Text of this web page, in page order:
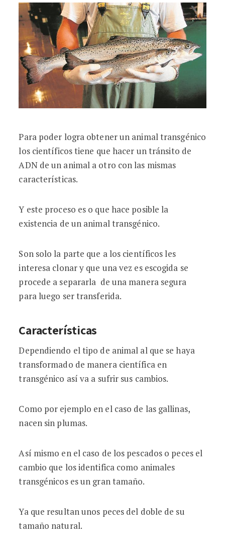
Para poder logra obtener un animal transgénico
los científicos tiene que hacer un tránsito de
ADN de un animal a otro con las mismas
características.
Y este proceso es o que hace posible la
existencia de un animal transgénico.
Son solo la parte que a los científicos les
interesa clonar y que una vez es escogida se
procede a separarla de una manera segura
para luego ser transferida.
Características
Dependiendo el tipo de animal al que se haya
transformado de manera científica en
transgénico así va a sufrir sus cambios.
Como por ejemplo en el caso de las gallinas,
nacen sin plumas.
Así mismo en el caso de los pescados o peces el
cambio que los identifica como animales
transgénicos es un gran tamaño.
Ya que resultan unos peces del doble de su
tamaño natural.